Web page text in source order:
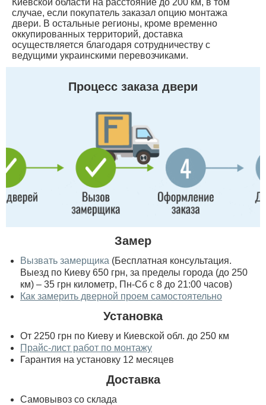
Киевской области на расстояние до 200 км, в том
случае, если покупатель заказал опцию монтажа
двери. В остальные регионы, кроме временно
оккупированных территорий, доставка
осуществляется благодаря сотрудничеству с
ведущими украинскими перевозчиками.
Процесс заказа двери
Замер
Вызвать замерщика (Бесплатная консультация.
Выезд по Киеву 650 грн, за пределы города (до 250
км) – 35 грн километр, Пн-Сб с 8 до 21:00 часов)
Как замерить дверной проем самостоятельно
Установка
От 2250 грн по Киеву и Киевской обл. до 250 км
Прайс-лист работ по монтажу
Гарантия на установку 12 месяцев
Доставка
Самовывоз со склада